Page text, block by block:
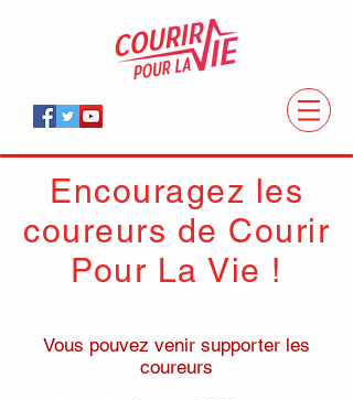
Encouragez les
coureurs de Courir
Pour La Vie !
Vous pouvez venir supporter les
coureurs